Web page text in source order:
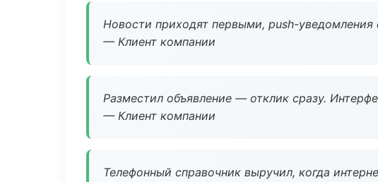
Новости приходят первыми, push-уведомления
— Клиент компании
Разместил объявление — отклик сразу.
— Клиент компании
Телефонный справочник выручил, когда